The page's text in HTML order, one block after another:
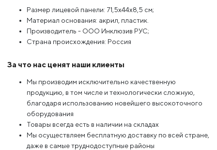
Размер лицевой панели: 71,5х44х8,5 см;
Материал основания: акрил, пластик.
Производитель - ООО Инклюзив РУС;
Страна происхождения: Россия
За что нас ценят наши клиенты
Мы производим исключительно качественную
продукцию, в том числе и технологически сложную,
благодаря использованию новейшего высокоточного
оборудования
Товары всегда есть в наличии на складах
Мы осуществляем бесплатную доставку по всей стране,
даже в самые труднодоступные районы